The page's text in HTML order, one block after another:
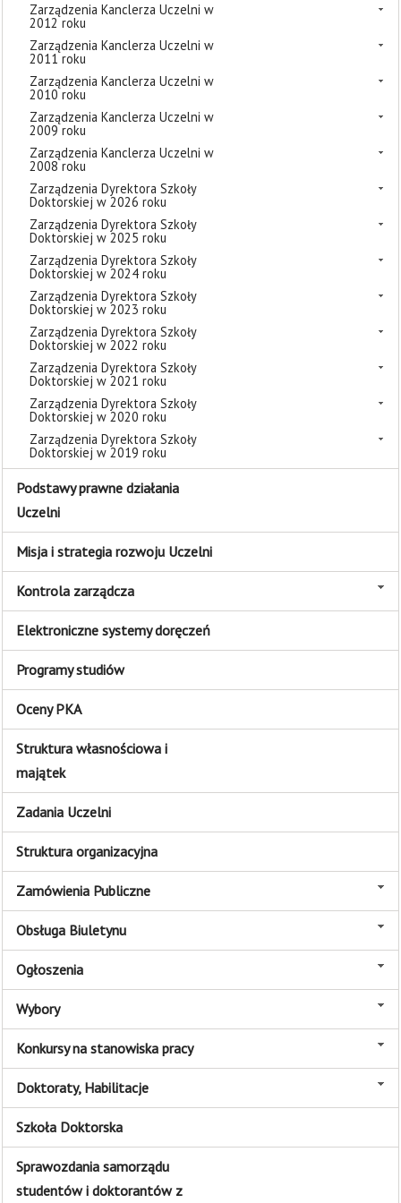
Zarządzenia Kanclerza Uczelni w
2012 roku
Zarządzenia Kanclerza Uczelni w
2011 roku
Zarządzenia Kanclerza Uczelni w
2010 roku
Zarządzenia Kanclerza Uczelni w
2009 roku
Zarządzenia Kanclerza Uczelni w
2008 roku
Zarządzenia Dyrektora Szkoły
Doktorskiej w 2026 roku
Zarządzenia Dyrektora Szkoły
Doktorskiej w 2025 roku
Zarządzenia Dyrektora Szkoły
Doktorskiej w 2024 roku
Zarządzenia Dyrektora Szkoły
Doktorskiej w 2023 roku
Zarządzenia Dyrektora Szkoły
Doktorskiej w 2022 roku
Zarządzenia Dyrektora Szkoły
Doktorskiej w 2021 roku
Zarządzenia Dyrektora Szkoły
Doktorskiej w 2020 roku
Zarządzenia Dyrektora Szkoły
Doktorskiej w 2019 roku
Podstawy prawne działania
Uczelni
Misja i strategia rozwoju Uczelni
Kontrola zarządcza
Elektroniczne systemy doręczeń
Programy studiów
Oceny PKA
Struktura własnościowa i
majątek
Zadania Uczelni
Struktura organizacyjna
Zamówienia Publiczne
Obsługa Biuletynu
Ogłoszenia
Wybory
Konkursy na stanowiska pracy
Doktoraty, Habilitacje
Szkoła Doktorska
Sprawozdania samorządu
studentów i doktorantów z